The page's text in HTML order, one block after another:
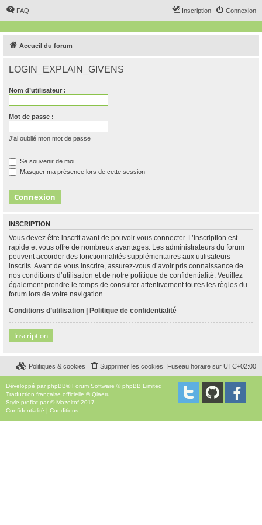
FAQ Connexion
Inscription
Accueil du forum
LOGIN_EXPLAIN_GIVENS
Nom d’utilisateur :
Mot de passe :
J’ai oublié mon mot de passe
Se souvenir de moi
Masquer ma présence lors de cette session
INSCRIPTION
Vous devez être inscrit avant de pouvoir vous connecter. L’inscription est
rapide et vous offre de nombreux avantages. Les administrateurs du forum
peuvent accorder des fonctionnalités supplémentaires aux utilisateurs
inscrits. Avant de vous inscrire, assurez-vous d’avoir pris connaissance de
nos conditions d’utilisation et de notre politique de confidentialité. Veuillez
également prendre le temps de consulter attentivement toutes les règles du
forum lors de votre navigation.
Conditions d’utilisation | Politique de confidentialité
Inscription
Fuseau horaire sur UTC+02:00
Supprimer les cookies
Politiques & cookies
Développé par phpBB® Forum Software © phpBB Limited
Traduction française officielle ©Qiaeru
Style proflat par © Mazeltof 2017
Confidentialité | Conditions